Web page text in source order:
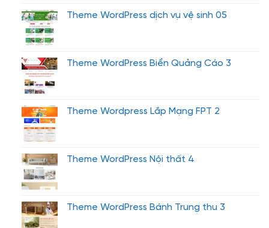
Theme WordPress dịch vụ vệ sinh 05
Theme WordPress Biển Quảng Cáo 3
Theme Wordpress Lắp Mạng FPT 2
Theme WordPress Nội thất 4
Theme WordPress Bánh Trung thu 3